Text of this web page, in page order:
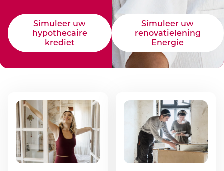
Simuleer uw
hypothecaire
krediet
Simuleer uw
renovatielening
Energie